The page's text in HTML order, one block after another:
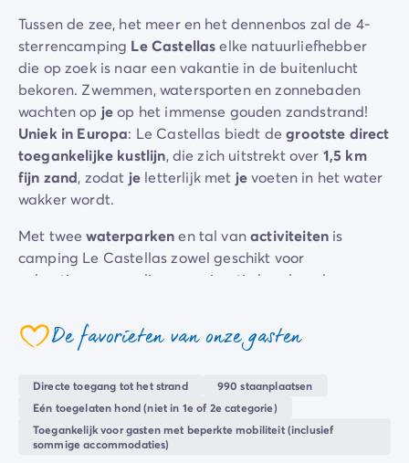
Camping Middellandse Zee
Camping Noord-Frankrijk
Deals & voordelen
Topdeals/nl/aanbiedingen
Voordelen & goede deals
Verwijs een vriend
Loyaliteitsprogramma
Nieuwe campings 2026
Ontdek onze accommodaties
Onze stacaravan aanbod
/nl/stacaravans
Ultimate stacaravans
/nl/de-ultimate-accommodaties
Premium stacaravans
/nl/camping-premium-
Stacaravans voor grote gezinnen /nl/mobil-homes-
Welkom bij Homair
Beleef de ervaring
De Homair ervaring
Services & praktische info
Tussen de zee, het meer en het dennenbos zal de 4-
sterrencamping Le Castellaselke natuurliefhebber
die op zoek is naar een vakantie in de buitenlucht
bekoren. Zwemmen, watersporten en zonnebaden
wachten op jeop het immense gouden zandstrand!
Uniek in Europa: Le Castellas biedt degrootste direct
toegankelijke kustlijn, die zich uitstrekt over 1,5 km
fijn zand, zodat je letterlijk met jevoeten in het water
wakker wordt.
Met tweewaterparkenen tal vanactiviteiten is
camping Le Castellas zowel geschikt voor
vakantiegangers die van animatie houden als voor
ontspanning
comfortabel, zodatje jevakantie precies zo kunt
Dankzij de vele faciliteiten en diensten
campingstaatjeverblijf in het teken van comfort en
ontspanning. Het restaurant, de bar of de pizzeria
coeurDe favorieten van onze gasten
Directe toegang tot het strand
990 staanplaatsen
Eén toegelaten hond (niet in 1e of 2e categorie)
Toegankelijk voor gasten met beperkte mobiliteit (inclusief
sommige accommodaties)